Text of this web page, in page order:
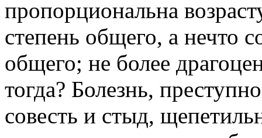
пропорциональна
степень общего, а нечто
общего; не более
тогда? Болезнь,
совесть и стыд,